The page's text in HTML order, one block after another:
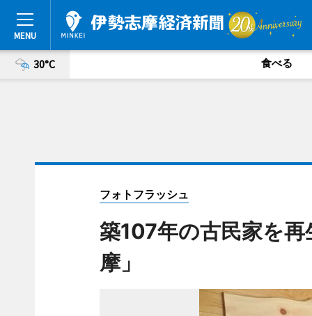
30°C 食べる
フォトフラッシュ
築107年の古民家を
摩」